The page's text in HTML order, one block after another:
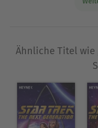
lüften, um das
Zukunft, sondern das
Welt bestimmen wird.
Über HK Kohfink
Heiko Kohfink, 1967
Techniker und lebt
seiner Heimatstadt.
Ähnliche Titel wie